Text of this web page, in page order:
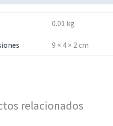
0.01 kg
9 × 4 × 2 cm
relacionados